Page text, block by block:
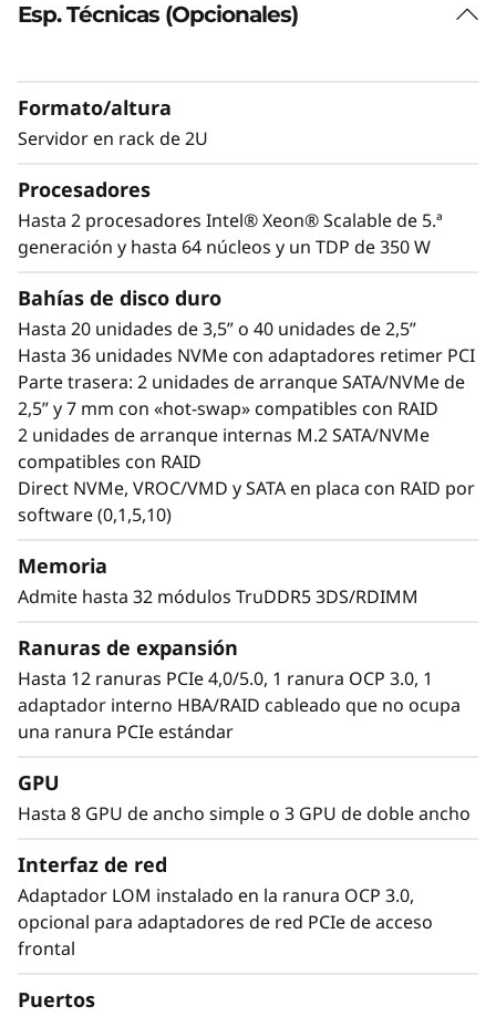
Facilidad de gestión y un elevado
Las empresas precisan una infraestructura
informática fiable y fácil de administrar para
generación de cargas de trabajo de TI en el
futuro. El ThinkSystem SR650 V3 de Lenovo con
procesadores duales Intel
Xeon®Scalable de
proporcionar el máximo rendimiento. Con una
plataforma con elevada densidad de GPU,
velocidad gracias a la gran cantidad de
memoria DDR5 y mayor número de carriles de
E/S para optimizar las velocidades de
transferencia de datos, el SR650 V3 es ideal
para cargas de trabajo complejas. Añade el
gestor de sistemas Xclarity con funciones de
gestión mejoradas y seguridad ThinkShield
de gestionar para las actuales cargas de
trabajo.
Esp. Técnicas (Opcionales)
Formato/altura
Servidor en rack de 2U
Procesadores
Hasta 2 procesadores Intel® Xeon® Scalable de 5.ª
generación y hasta 64 núcleos y un TDP de 350 W
Bahías de disco duro
Hasta 20 unidades de 3,5” o 40 unidades de 2,5”
Hasta 36 unidades NVMe con adaptadores retimer PCI
Parte trasera: 2 unidades de arranque SATA/NVMe de
2,5” y 7 mm con «hot-swap» compatibles con RAID
2 unidades de arranque internas M.2 SATA/NVMe
compatibles con RAID
Direct NVMe, VROC/VMD y SATA en placa con RAID por
software (0,1,5,10)
Memoria
Admite hasta 32 módulos TruDDR5 3DS/RDIMM
Ranuras de expansión
Hasta 12 ranuras PCIe 4,0/5.0, 1 ranura OCP 3.0, 1
adaptador interno HBA/RAID cableado que no ocupa
una ranura PCIe estándar
GPU
Hasta 8 GPU de ancho simple o 3 GPU de doble ancho
Interfaz de red
Adaptador LOM instalado en la ranura OCP 3.0,
opcional para adaptadores de red PCIe de acceso
frontal
Puertos